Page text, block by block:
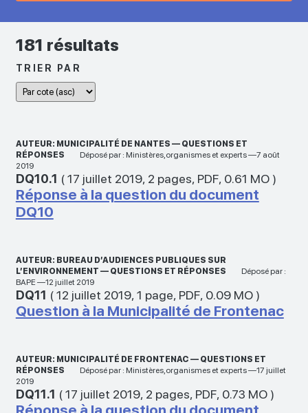
181 résultats
TRIER PAR
AUTEUR: MUNICIPALITÉ DE NANTES — QUESTIONS ET
RÉPONSES
Déposé par : Ministères,organismes et experts —7 août
2019
DQ10.1 (17 juillet 2019, 2 pages, PDF, 0.61 MO)
Réponse à la question du document
DQ10
AUTEUR: BUREAU D’AUDIENCES PUBLIQUES SUR
L’ENVIRONNEMENT — QUESTIONS ET RÉPONSES
Déposé par :
BAPE —12 juillet 2019
DQ11 (12 juillet 2019, 1 page, PDF, 0.09 MO)
Question à la Municipalité de Frontenac
AUTEUR: MUNICIPALITÉ DE FRONTENAC — QUESTIONS ET
RÉPONSES
Déposé par : Ministères,organismes et experts —17 juillet
2019
DQ11.1 (17 juillet 2019, 2 pages, PDF, 0.73 MO)